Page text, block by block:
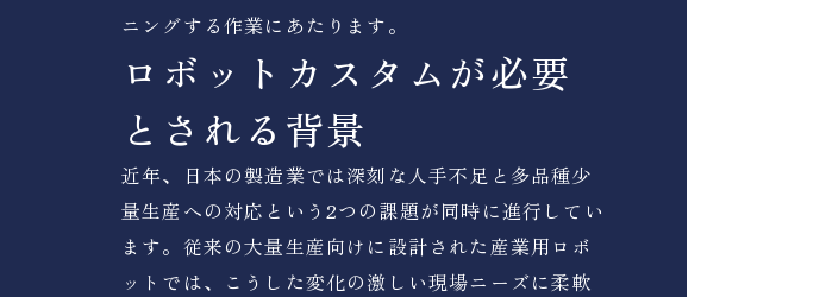
ニングする作業にあたります。
ロボットカスタムが必要
とされる背景
近年、日本の製造業では深刻な人手不足と多品種少
量生産への対応という2つの課題が同時に進行してい
ます。従来の大量生産向けに設計された産業用ロボ
ットでは、こうした変化の激しい現場ニーズに柔軟